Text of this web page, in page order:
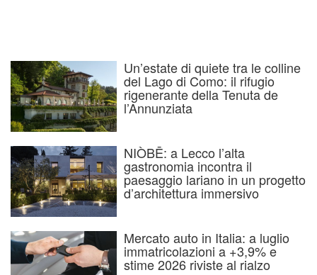
Un’estate di quiete tra le colline
del Lago di Como: il rifugio
rigenerante della Tenuta de
l’Annunziata
NIÒBĒ: a Lecco l’alta
gastronomia incontra il
paesaggio lariano in un progetto
d’architettura immersivo
Mercato auto in Italia: a luglio
immatricolazioni a +3,9% e
stime 2026 riviste al rialzo